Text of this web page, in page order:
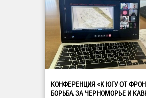
КОНФЕРЕНЦИЯ «К ЮГУ ОТ
БОРЬБА ЗА ЧЕРНОМОРЬЕ И